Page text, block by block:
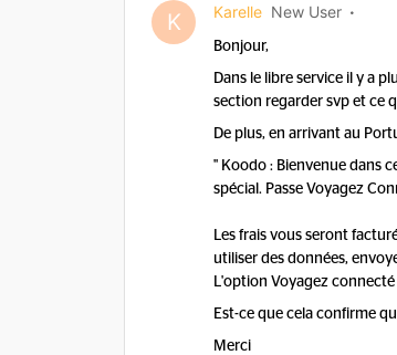
K Karelle New User
Bonjour,
Dans le libre service il y a
section regarder svp et ce
De plus, en arrivant au
" Koodo : Bienvenue dans
spécial. Passe Voyagez
Les frais vous seront
utiliser des données,
L'option Voyagez
Est-ce que cela confirme
Merci